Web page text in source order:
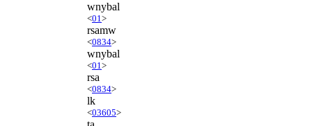
wnybal
<01 >
rsamw
<0834>
wnybal
<01 >
rsa
<0834>
lk
<03605>